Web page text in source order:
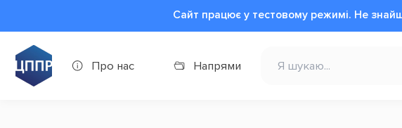
Сайт працює у тестовому режимі. Не
Про нас Напрями